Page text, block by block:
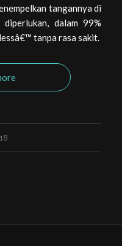
tangannya di
dalam 99%
tanpa rasa sakit.